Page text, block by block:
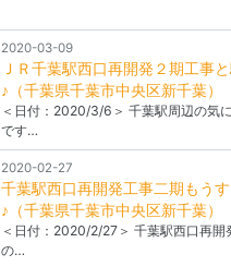
2020-03-09
ＪＲ千葉駅西口再開発２期工事
♪（千葉県千葉市中央区新千葉）
＜日付：2020/3/6＞ 千葉駅周辺の気
です…
2020-02-27
千葉駅西口再開発工事二期もう
♪（千葉県千葉市中央区新千葉）
＜日付：2020/2/27＞ 千葉駅西口再開
の…